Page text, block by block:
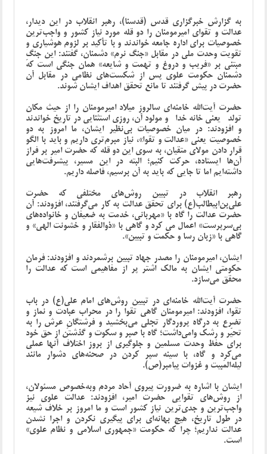
به گزارش خبرگزاری قدس (قدسنا)، رهبر انقلاب در این دیدار،
عدالت و تقوای امیرمومنان را دو قله مورد نیاز کشور و واجب‌ترین
خصوصیات برای اداره جامعه خواندند و با تأکید بر لزوم هوشیاری و
تقویت وحدت ملی در مقابل «جنگ نرم» دشمنان، گفتند: این جنگِ
مبتنی بر «فریب و دروغ و تهمت و شایعه» همان جنگی است که
دشمنان حکومت علوی پس از شکست‌های نظامی در مقابل آن
حضرت در پیش گرفتند تا مانع تحقق اهداف ایشان شوند.
حضرت آیت‌الله خامنه‌ای سالروز میلاد امیرمومنان را از حیث مکان
تولد -یعنی خانه خدا- و مولود آن، روزی استثنایی در تاریخ خواندند
و افزودند: در میان خصوصیات بی‌نظیر ایشان، ما امروز به دو
خصوصیت یعنی «عدالت و تقوا»، نیاز مبرم‌تری داریم و باید با الگو
قرار دادن مولای متقیان، به سوی این دو قله که حضرت امیر بر فراز
آن‌ها ایستاده، حرکت کنیم؛ البته در این مسیر، پیشرفت‌هایی
داشته‌ایم اما تا جایی که باید به آن برسیم، فاصله داریم.
رهبر انقلاب در تبیین روش‌های مختلفی که حضرت
علی‌بن‌ابیطالب(ع) برای تحقق عدالت به کار می‌گرفتند، افزودند: آن
حضرت عدالت را گاه با «مهربانی، خدمت به ضعیفان و خانواده‌های
بی‌سرپرست» اعمال می کرد و گاهی با «ذوالفقار و خشونت الهی» و
گاهی با «زبان رسا و حکمت و تبیین».
ایشان، امیرمومنان را مصدر جهاد تبیین برشمردند و افزودند: فرمان
حکومتی ایشان به مالک اشتر پر از مفاهیمی است که عدالت را
محقق می‌سازد.
حضرت آیت‌الله خامنه‌ای در تبیین روش‌های امام علی(ع) در باب
تقوا، افزودند: امیرمومنان گاهی تقوا را در محراب عبادت و نماز و
تضرع به درگاه پروردگار تجلی می‌بخشید و فرشتگانِ عرش را به
تحیّر و رشک وامی‌داشت؛ گاه با صبر و سکوت و گذشتن از حق خود
برای حفظ وحدت مسلمین و جلوگیری از بروز اختلاف آنها عملی
می‌کرد و گاه، با سینه سپر کردن در صحنه‌‌های دشوار مانند
لیله‌المَبیت و غزوات پیامبر(ص).
ایشان با اشاره به ضرورت پیروی آحاد مردم وبه‌خصوص مسئولان،
از روش‌های تقوایی حضرت امیر، افزودند: عدالت علوی نیز
واجب‌ترین و جدی‌ترین نیاز کشور است و ما امروز بر خلاف شیعه
در طول تاریخ، هیچ بهانه‌ای برای پیگیری نکردن و اجرا نشدن
عدالت نداریم؛ چرا که حکومت «جمهوری اسلامی و نظام علوی»
است.